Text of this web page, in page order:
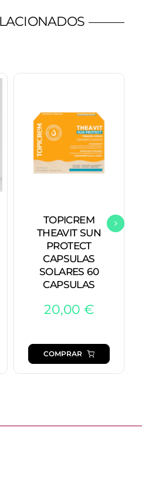
TOPICREM
THEAVIT SUN
PROTECT
CAPSULAS
SOLARES 60
CAPSULAS
20,00 €
COMPRAR